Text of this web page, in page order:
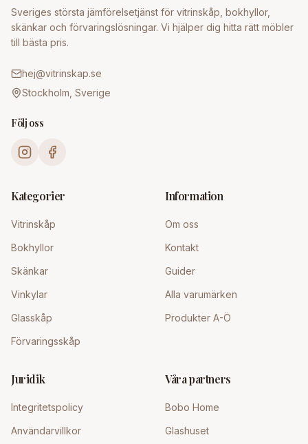
Sveriges största jämförelsetjänst för vitrinskåp, bokhyllor,
skänkar och förvaringslösningar. Vi hjälper dig hitta rätt möbler
till bästa pris.
hej@vitrinskap.se
Stockholm, Sverige
Följ oss
Kategorier
Vitrinskåp
Bokhyllor
Skänkar
Vinkylar
Glasskåp
Förvaringsskåp
Information
Om oss
Kontakt
Guider
Alla varumärken
Produkter A-Ö
Juridik
Integritetspolicy
Användarvillkor
Våra partners
Bobo Home
Glashuset